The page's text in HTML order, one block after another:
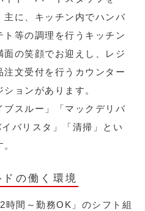
主に、キッチン内でハンバ
等の調理を行うキッチン
の笑顔でお迎えし、レジ
文受付を行うカウンター
ョンがあります。
スルー」「マックデリバ
バリスタ」「清掃」とい
の働く環境
時間～勤務OK」のシフト組